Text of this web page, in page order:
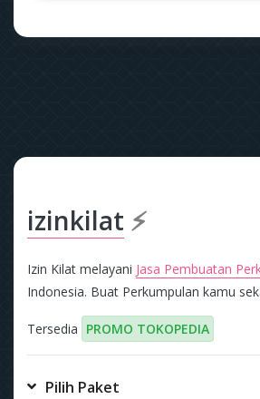
izinkilat ⚡
Izin Kilat melayani Jasa Pembuatan
Indonesia. Buat Perkumpulan kamu
Tersedia PROMO TOKOPEDIA
Pilih Paket